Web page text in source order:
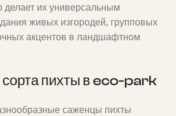
их универсальным
живых изгородей, групповых
акцентов в ландшафтном
пихты в eco-park
саженцы пихты